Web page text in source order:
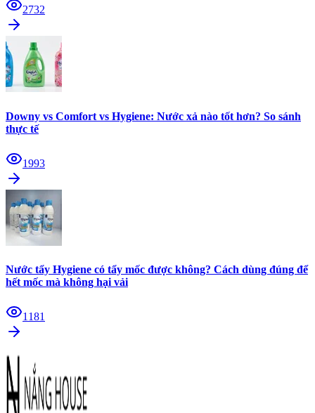
2732
Downy vs Comfort vs Hygiene: Nước xả nào tốt hơn? So sánh
thực tế
1993
Nước tẩy Hygiene có tẩy mốc được không? Cách dùng đúng để
hết mốc mà không hại vải
1181